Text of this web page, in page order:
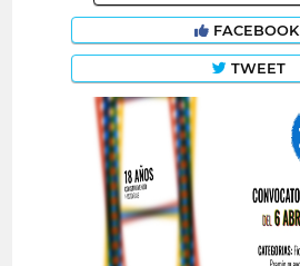
FACEBOOK
TWEET